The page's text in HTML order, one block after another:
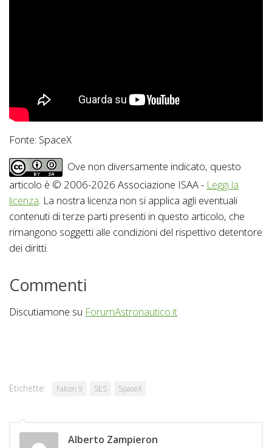
Fonte: SpaceX
Ove non diversamente indicato, questo
articolo è © 2006-2026 Associazione ISAA - Leggi la
licenza. La nostra licenza non si applica agli eventuali
contenuti di terze parti presenti in questo articolo, che
rimangono soggetti alle condizioni del rispettivo detentore
dei diritti.
Commenti
Discutiamone su ForumAstronautico.it
Etichette: Falcon 9 SES SpaceX
Alberto Zampieron